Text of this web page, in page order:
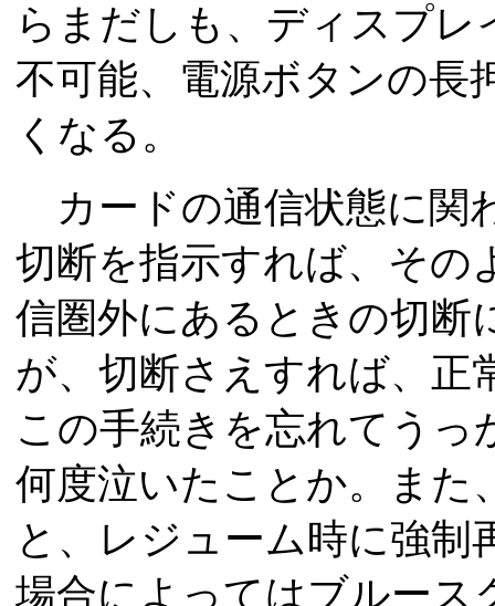
らまだしも、ディスプ
不可能、電源ボタンの長
くなる。
カードの通信状態に関
切断を指示すれば、その
信圏外にあるときの切断
が、切断さえすれば、正
この手続きを忘れてう
何度泣いたことか。また
と、レジューム時に強
場合によってはブルース